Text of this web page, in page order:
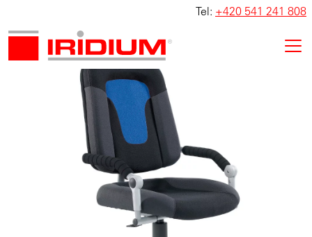
Tel: +420 541 241 808